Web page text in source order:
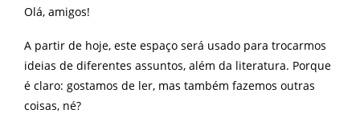
Olá, amigos!
A partir de hoje, este espaço será usado para trocarmos
ideias de diferentes assuntos, além da literatura. Porque
é claro: gostamos de ler, mas também fazemos outras
coisas, né?